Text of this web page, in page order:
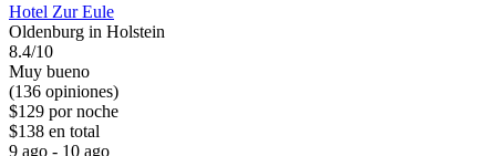
Hotel Zur Eule
Oldenburg in Holstein
8.4/10
Muy bueno
(136 opiniones)
$129 por noche
$138 en total
9 ago - 10 ago